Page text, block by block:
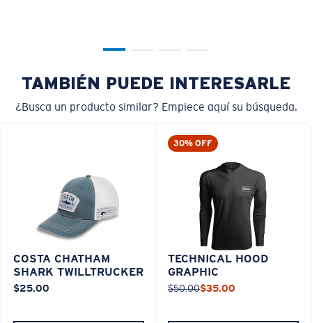
TAMBIÉN PUEDE INTERESARLE
¿Busca un producto similar? Empiece aquí su búsqueda.
COSTA CHATHAM
SHARK TWILLTRUCKER
$25.00
30% OFF
TECHNICAL HOOD
GRAPHIC
$50.00$35.00